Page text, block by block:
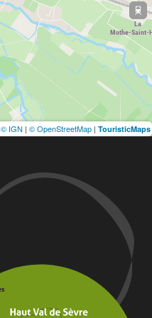
© IGN | © OpenStreetMap | TouristicMaps